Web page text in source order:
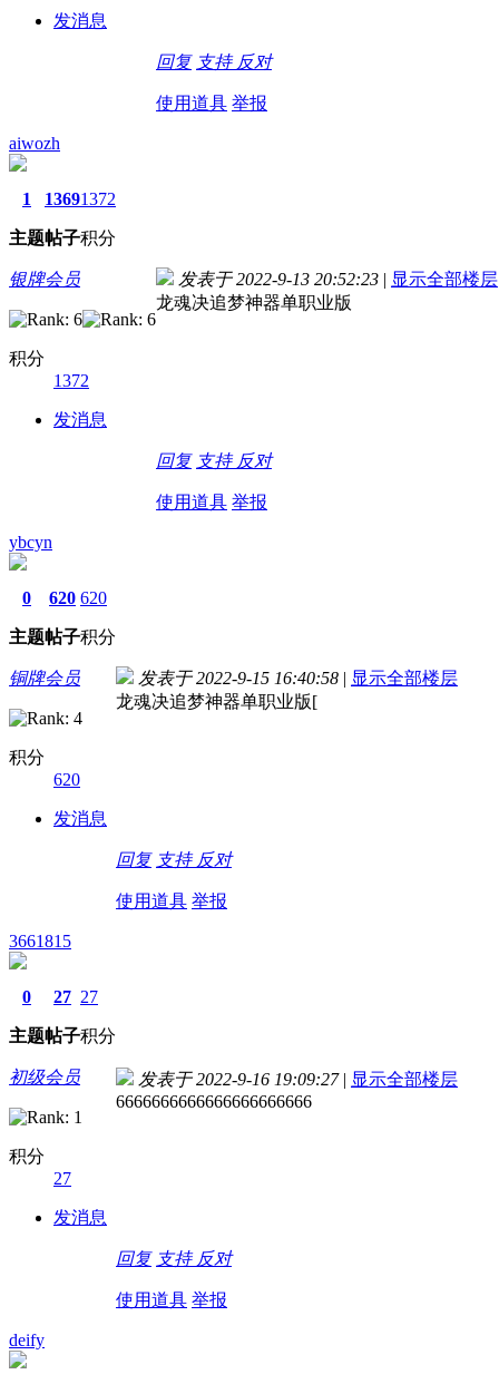
发消息
回复 支持 反对
使用道具 举报
aiwozh
1
主题
1369
帖子
1372
积分
银牌会员
积分
1372
发消息
发表于 2022-9-13 20:52:23 | 显示全部楼层
龙魂决追梦神器单职业版
回复 支持 反对
使用道具 举报
ybcyn
0
主题
620
帖子
620
积分
铜牌会员
积分
620
发消息
发表于 2022-9-15 16:40:58 | 显示全部楼层
龙魂决追梦神器单职业版[
回复 支持 反对
使用道具 举报
3661815
0
主题
27
帖子
27
积分
初级会员
积分
27
发消息
发表于 2022-9-16 19:09:27 | 显示全部楼层
6666666666666666666666
回复 支持 反对
使用道具 举报
deify